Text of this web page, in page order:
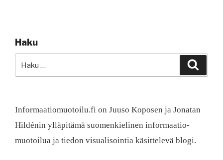
Haku
Informaatiomuotoilu.fi on Juuso Koposen ja Jonatan
Hildénin ylläpitämä suomen­kielinen informaatio­
muotoilua ja tiedon visualisointia käsittelevä blogi.